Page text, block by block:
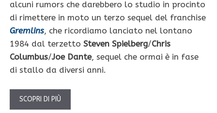
alcuni rumors che darebbero lo studio in procinto
di rimettere in moto un terzo sequel del franchise
Gremlins, che ricordiamo lanciato nel lontano
1984 dal terzetto Steven Spielberg/Chris
Columbus/Joe Dante, sequel che ormai è in fase
di stallo da diversi anni.
SCOPRI DI PIÙ